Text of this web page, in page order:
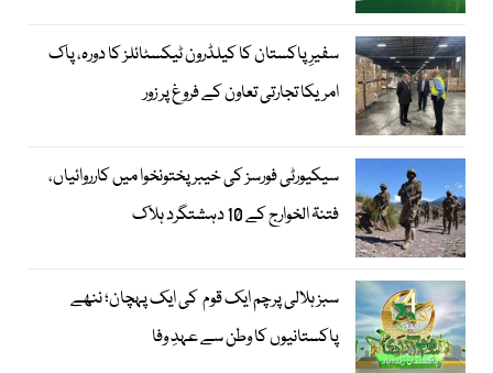
سفیرِ پاکستان کا کیلڈرون ٹیکسٹائلز کا دورہ، پاک
امریکا تجارتی تعاون کے فروغ پر زور
سیکیورٹی فورسز کی خیبر پختونخوا میں کارروائیاں،
فتنۃ الخوارج کے 10 دہشتگرد ہلاک
سبز ہلالی پرچم ایک قوم کی ایک پہچان؛ ننھے
پاکستانیوں کا وطن سے عہدِ وفا